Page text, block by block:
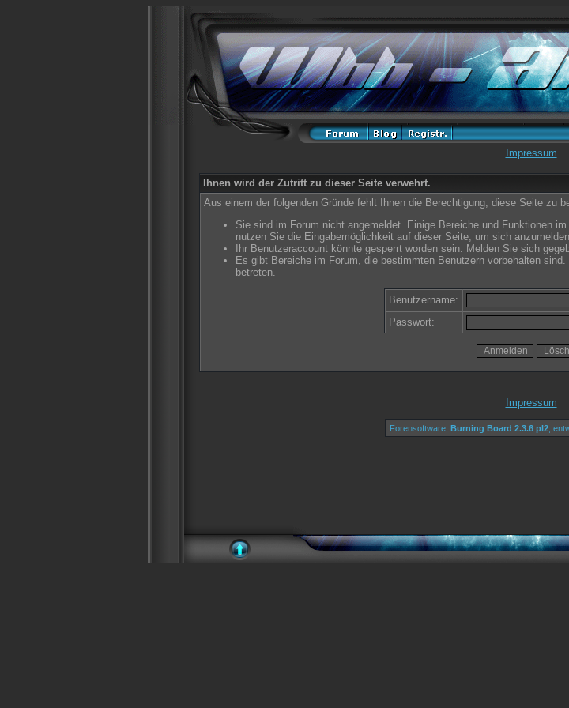
Impressum
Ihnen wird der Zutritt zu dieser Seite verwehrt.
Aus einem der folgenden Gründe fehlt Ihnen die Berechtigung, diese Seite zu
Sie sind im Forum nicht angemeldet. Einige Bereiche und Funktionen
nutzen Sie die Eingabemöglichkeit auf dieser Seite, um sich
Ihr Benutzeraccount könnte gesperrt worden sein. Melden Sie sich
Es gibt Bereiche im Forum, die bestimmten Benutzern vorbehalten
betreten.
Benutzername:
Passwort:
Impressum
Forensoftware: Burning Board 2.3.6 pl2,